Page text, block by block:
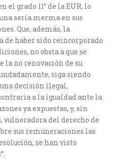
el grado 11° de la EUR, lo
seria merma en sus
Que, además, la
de haber sido reincorporado
no obsta a que se
la no renovación de su
siga siendo
decisión ilegal,
a la igualdad ante la
ya expuestas, y, sin
vulneradora del derecho de
sus remuneraciones las
se han visto